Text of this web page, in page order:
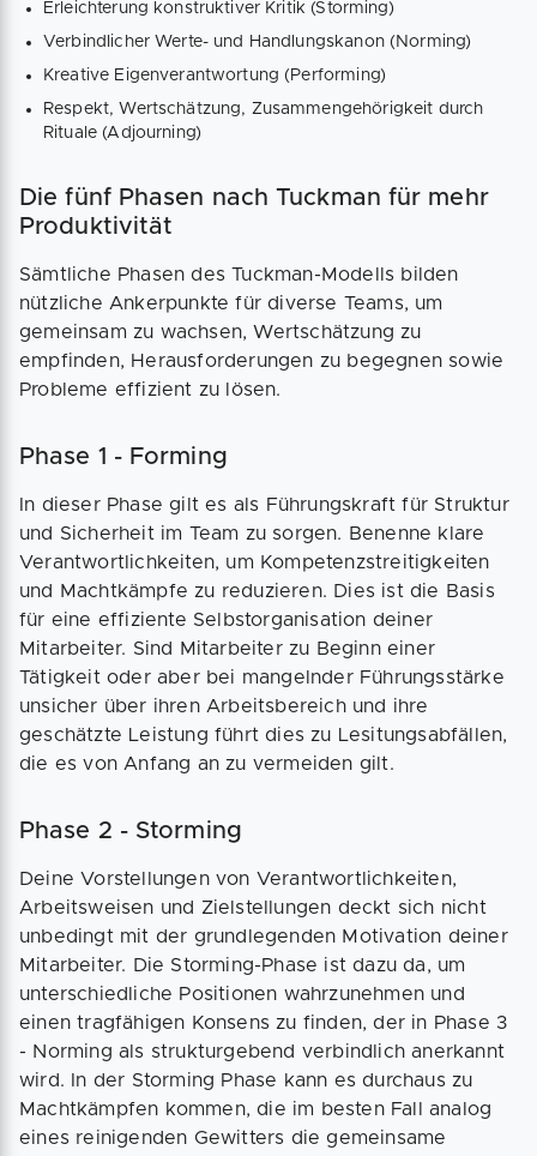
Erleichterung konstruktiver Kritik (Storming)
Verbindlicher Werte- und Handlungskanon (Norming)
Kreative Eigenverantwortung (Performing)
Respekt, Wertschätzung, Zusammengehörigkeit durch
Rituale (Adjourning)
Die fünf Phasen nach Tuckman für mehr
Produktivität
Sämtliche Phasen des Tuckman-Modells bilden
nützliche Ankerpunkte für diverse Teams, um
gemeinsam zu wachsen, Wertschätzung zu
empfinden, Herausforderungen zu begegnen sowie
Probleme effizient zu lösen.
Phase 1 - Forming
In dieser Phase gilt es als Führungskraft für Struktur
und Sicherheit im Team zu sorgen. Benenne klare
Verantwortlichkeiten, um Kompetenzstreitigkeiten
und Machtkämpfe zu reduzieren. Dies ist die Basis
für eine effiziente Selbstorganisation deiner
Mitarbeiter. Sind Mitarbeiter zu Beginn einer
Tätigkeit oder aber bei mangelnder Führungsstärke
unsicher über ihren Arbeitsbereich und ihre
geschätzte Leistung führt dies zu Lesitungsabfällen,
die es von Anfang an zu vermeiden gilt.
Phase 2 - Storming
Deine Vorstellungen von Verantwortlichkeiten,
Arbeitsweisen und Zielstellungen deckt sich nicht
unbedingt mit der grundlegenden Motivation deiner
Mitarbeiter. Die Storming-Phase ist dazu da, um
unterschiedliche Positionen wahrzunehmen und
einen tragfähigen Konsens zu finden, der in Phase 3
- Norming als strukturgebend verbindlich anerkannt
wird. In der Storming Phase kann es durchaus zu
Machtkämpfen kommen, die im besten Fall analog
eines reinigenden Gewitters die gemeinsame